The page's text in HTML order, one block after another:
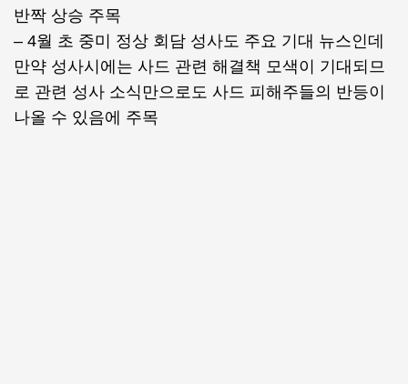
반짝 상승 주목
– 4월 초 중미 정상 회담 성사도 주요 기대 뉴스인데
만약 성사시에는 사드 관련 해결책 모색이 기대되므
로 관련 성사 소식만으로도 사드 피해주들의 반등이
나올 수 있음에 주목